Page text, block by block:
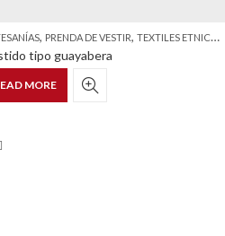
, PRENDA DE VESTIR, TEXTILES ETNICOS Y ESTILIZADOS
tipo guayabera
MORE